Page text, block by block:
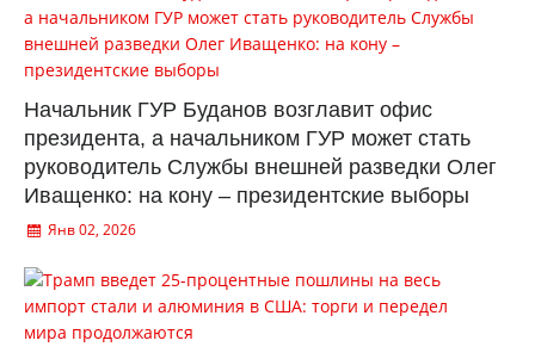
Начальник ГУР Буданов возглавит офис
президента, а начальником ГУР может стать
руководитель Службы внешней разведки Олег
Иващенко: на кону – президентские выборы
Янв 02, 2026